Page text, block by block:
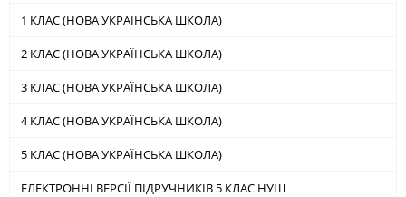
1 КЛАС (НОВА УКРАЇНСЬКА ШКОЛА)
2 КЛАС (НОВА УКРАЇНСЬКА ШКОЛА)
3 КЛАС (НОВА УКРАЇНСЬКА ШКОЛА)
4 КЛАС (НОВА УКРАЇНСЬКА ШКОЛА)
5 КЛАС (НОВА УКРАЇНСЬКА ШКОЛА)
ЕЛЕКТРОННІ ВЕРСІЇ ПІДРУЧНИКІВ 5 КЛАС НУШ